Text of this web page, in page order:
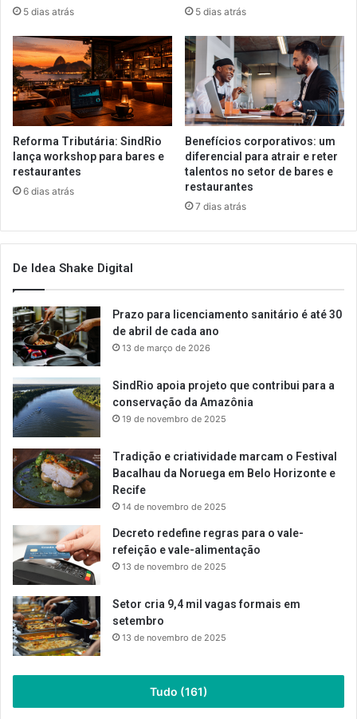
5 dias atrás 5 dias atrás
Reforma Tributária: SindRio
lança workshop para bares e
restaurantes
6 dias atrás
Benefícios corporativos: um
diferencial para atrair e reter
talentos no setor de bares e
restaurantes
7 dias atrás
De Idea Shake Digital
Prazo para licenciamento sanitário é até 30
de abril de cada ano
13 de março de 2026
SindRio apoia projeto que contribui para a
conservação da Amazônia
19 de novembro de 2025
Tradição e criatividade marcam o Festival
Bacalhau da Noruega em Belo Horizonte e
Recife
14 de novembro de 2025
Decreto redefine regras para o vale-
refeição e vale-alimentação
13 de novembro de 2025
Setor cria 9,4 mil vagas formais em
setembro
13 de novembro de 2025
Tudo (161)